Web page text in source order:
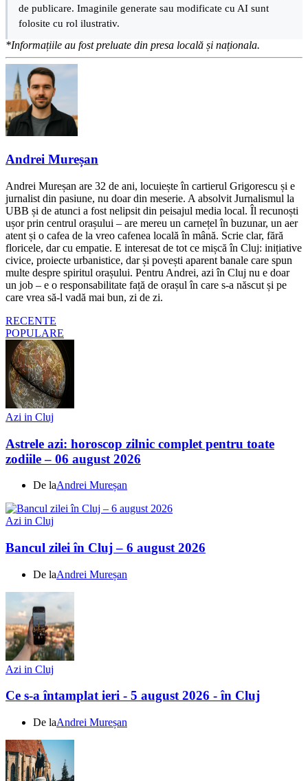
de publicare. Imaginile generate sau modificate cu AI sunt
folosite cu rol ilustrativ.
*Informațiile au fost preluate din presa locală și naționala.
Andrei Mureșan
Andrei Mureșan are 32 de ani, locuiește în cartierul Grigorescu și e
jurnalist din pasiune, nu doar din meserie. A absolvit Jurnalismul la
UBB și de atunci a fost nelipsit din peisajul media local. Îl recunoști
ușor prin centrul orașului – are mereu un carnețel în buzunar, un aer
atent și o cafea de la vreo cafenea locală în mână. Scrie clar, fără
floricele, dar cu empatie. E interesat de tot ce mișcă în Cluj: inițiative
civice, proiecte urbanistice, dar și povești aparent banale care spun
multe despre spiritul orașului. Pentru Andrei, azi în Cluj nu e doar
un job – e o responsabilitate față de orașul în care s-a născut și pe
care vrea să-l vadă mai bun, zi de zi.
RECENTE
POPULARE
Azi in Cluj
Astrele azi: horoscop zilnic complet pentru toate
zodiile – 06 august 2026
De laAndrei Mureșan
Azi in Cluj
Bancul zilei în Cluj – 6 august 2026
De laAndrei Mureșan
Azi in Cluj
Ce s-a întamplat ieri - 5 august 2026 - în Cluj
De laAndrei Mureșan